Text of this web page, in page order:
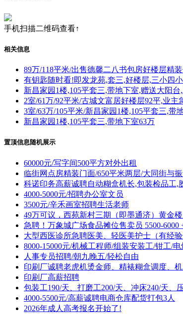
手机扫描二维码查看↑
相关信息
89万/118平米/出售德馨二八书包房好楼层精
有钥匙随时看!即发龙苑,套三,好楼层,三小四
新昌家园1楼,105平套三,带地下室,赠送大阳台
2室/61万/92平米/古城文富居好楼层92平,业
3室/63万/105平米/新昌家园1楼,105平套三,带
新昌家园1楼,105平套三,带地下室63万
置顶信息随机展示
60000元/写字间500平方对外出租
临街网点房精装门面/650平米两层/大同街与
科诺印务高薪诚聘自动糊盒机长,包装检品工,
4000-5000元/招聘办公室文员
3500元/辛禾画室招聘生活老师
49万可议，西苑新村三期（即墨通济）黄金楼
急聘！万象城广场食品摊位售卖员 5500-6000
大型西医诊所急聘医美、轻医美护士（有经验
8000-15000元/机械工程师/组装安装工/钳工/
人事专员招聘/朝九晚五/轻松自由
印刷厂诚聘老虎机烫金师、精裱糊盒调度、
印刷厂高薪招聘
包装工190/天、打磨工200/天、冲床240/天、
4000-5500元/高薪诚聘电商仓库配货打包3人
2026年成人高考报名开始了!